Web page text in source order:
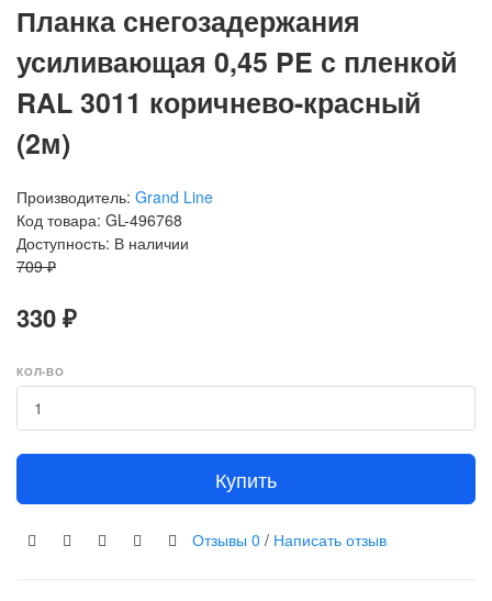
Планка снегозадержания
усиливающая 0,45 PE с пленкой
RAL 3011 коричнево-красный
(2м)
Производитель: Grand Line
Код товара: GL-496768
Доступность: В наличии
709 ₽
330 ₽
КОЛ-ВО
Купить
Отзывы 0 / Написать отзыв